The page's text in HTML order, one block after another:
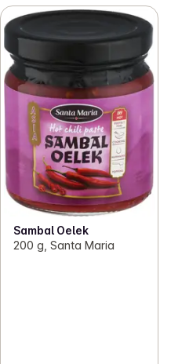
Sambal Oelek
200 g, Santa Maria